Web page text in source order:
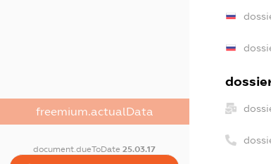
freemium.actualData
document.dueToDate25.03.17